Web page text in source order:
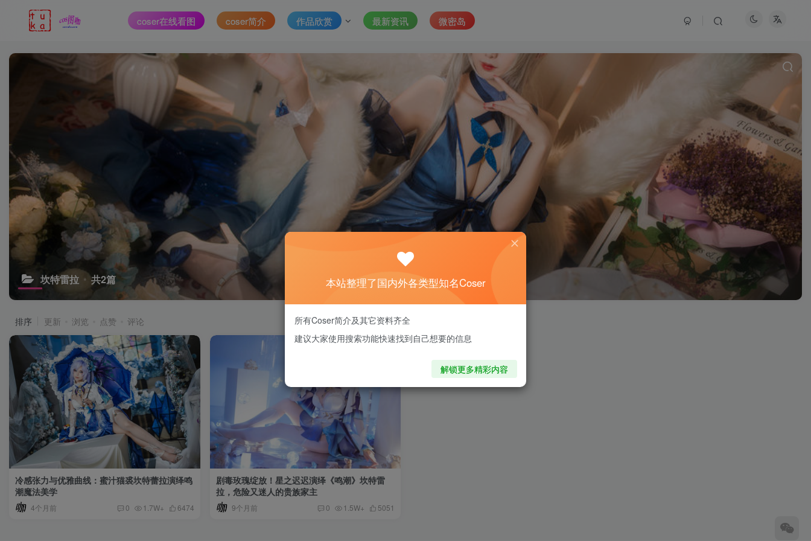
coser在线看图 coser简介 作品欣赏 最新资讯 微密岛
坎特雷拉 共2篇
排序 更新 浏览 点赞 评论
冷感张力与优雅曲线：蜜汁猫裘坎特蕾拉演绎鸣
潮魔法美学
4个月前 0 1.7W+ 6474
剧毒玫瑰绽放！星之迟迟演绎《鸣潮》坎特雷
拉，危险又迷人的贵族家主
9个月前 0 1.5W+ 5051
本站整理了国内外各类型知名Coser
所有Coser简介及其它资料齐全
建议大家使用搜索功能快速找到自己想要的信息
解锁更多精彩内容